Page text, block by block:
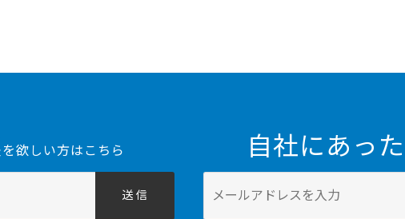
を欲しい方はこちら
送 信
自社にあった